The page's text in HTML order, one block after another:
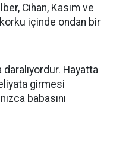
Cihan, Kasım ve
içinde ondan bir
daralıyordur. Hayatta
girmesi
babasını